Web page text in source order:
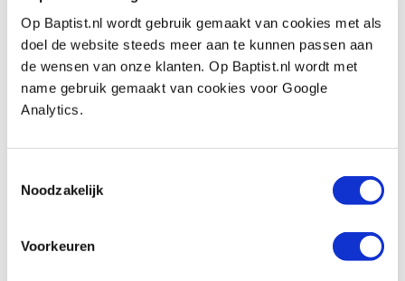
Op Baptist.nl wordt gebruik gemaakt van cookies met als
doel de website steeds meer aan te kunnen passen aan
de wensen van onze klanten. Op Baptist.nl wordt met
name gebruik gemaakt van cookies voor Google
Analytics.
Noodzakelijk
Voorkeuren
Vergelijken
Lie-Nielsen beschermsok voor kleine